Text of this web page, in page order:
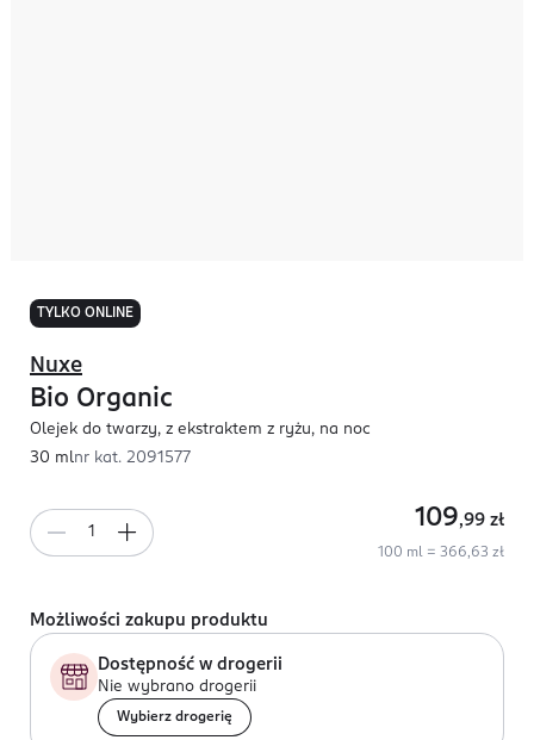
TYLKO ONLINE
Nuxe
Bio Organic
Olejek do twarzy, z ekstraktem z ryżu, na noc
30 mlnr kat. 2091577
109,99 zł
100 ml = 366,63 zł
Możliwości zakupu produktu
Dostępność w drogerii
Nie wybrano drogerii
Wybierz drogerię